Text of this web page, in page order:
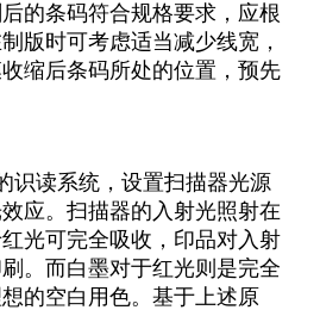
的条码符合规格要求，应根
版时可考虑适当减少线宽，
缩后条码所处的位置，预先
识读系统，设置扫描器光源
应。扫描器的入射光照射在
光可完全吸收，印品对入射
。而白墨对于红光则是完全
的空白用色。基于上述原